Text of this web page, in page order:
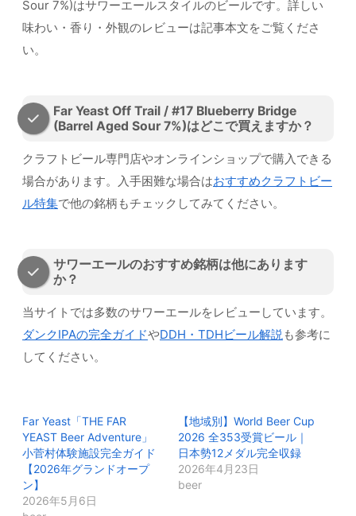
Sour 7%)はサワーエールスタイルのビールです。詳しい
味わい・香り・外観のレビューは記事本文をご覧くださ
い。
Far Yeast Off Trail / #17 Blueberry Bridge
(Barrel Aged Sour 7%)はどこで買えますか？
クラフトビール専門店やオンラインショップで購入できる
場合があります。入手困難な場合はおすすめクラフトビー
ル特集で他の銘柄もチェックしてみてください。
サワーエールのおすすめ銘柄は他にあります
か？
当サイトでは多数のサワーエールをレビューしています。
ダンクIPAの完全ガイドやDDH・TDHビール解説 も参考に
してください。
Far Yeast「THE FAR
YEAST Beer Adventure」
小菅村体験施設完全ガイド
【2026年グランドオープ
ン】
2026年5月6日
【地域別】World Beer Cup
2026 全353受賞ビール｜
日本勢12メダル完全収録
2026年4月23日
beer